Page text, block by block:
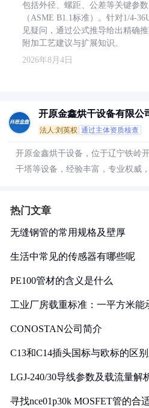
包括外径、螺距、公差等关键参
（ASME B1.1标准）。针对1/4-
见疑问，通过公式推导给出精确
附加工艺建议与扩展知识。
2026年8月4日
开原金鑫烘干设备有限公
法人:刘英权 通过主体资质核查
开原金鑫烘干设备，位于辽宁铁岭
干塔等设备，经验丰富，专业权威
热门文章
无缝钢管的常用规格及壁厚
生活中常见的传感器有哪些呢
PE100管材的含义是什么
工业厂房载重标准：一平方米能
CONOSTAN公司简介
C13和C14插头国标与欧标的区
LGJ-240/30导线参数及载流量解
寻找nce01p30k MOSFET管的合